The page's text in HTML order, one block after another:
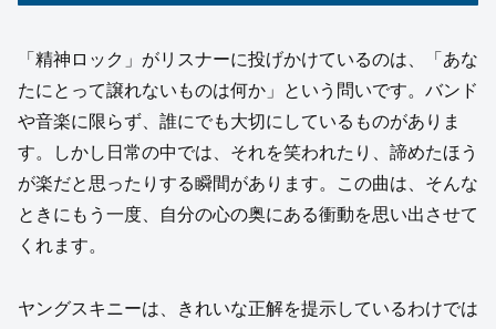
「精神ロック」がリスナーに投げかけているのは、「あな
たにとって譲れないものは何か」という問いです。バンド
や音楽に限らず、誰にでも大切にしているものがありま
す。しかし日常の中では、それを笑われたり、諦めたほう
が楽だと思ったりする瞬間があります。この曲は、そんな
ときにもう一度、自分の心の奥にある衝動を思い出させて
くれます。
ヤングスキニーは、きれいな正解を提示しているわけでは